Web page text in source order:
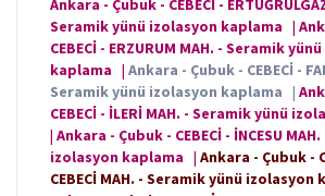
Ankara - Çubuk - CEBECİ -
Seramik yünü izolasyon kaplama |
CEBECİ - ERZURUM MAH. - Seramik
kaplama | Ankara - Çubuk - CEBECİ -
Seramik yünü izolasyon kaplama |
CEBECİ - İLERİ MAH. - Seramik yünü
| Ankara - Çubuk - CEBECİ - İNCESU
izolasyon kaplama | Ankara - Çubuk -
CEBECİ MAH. - Seramik yünü izolasyon